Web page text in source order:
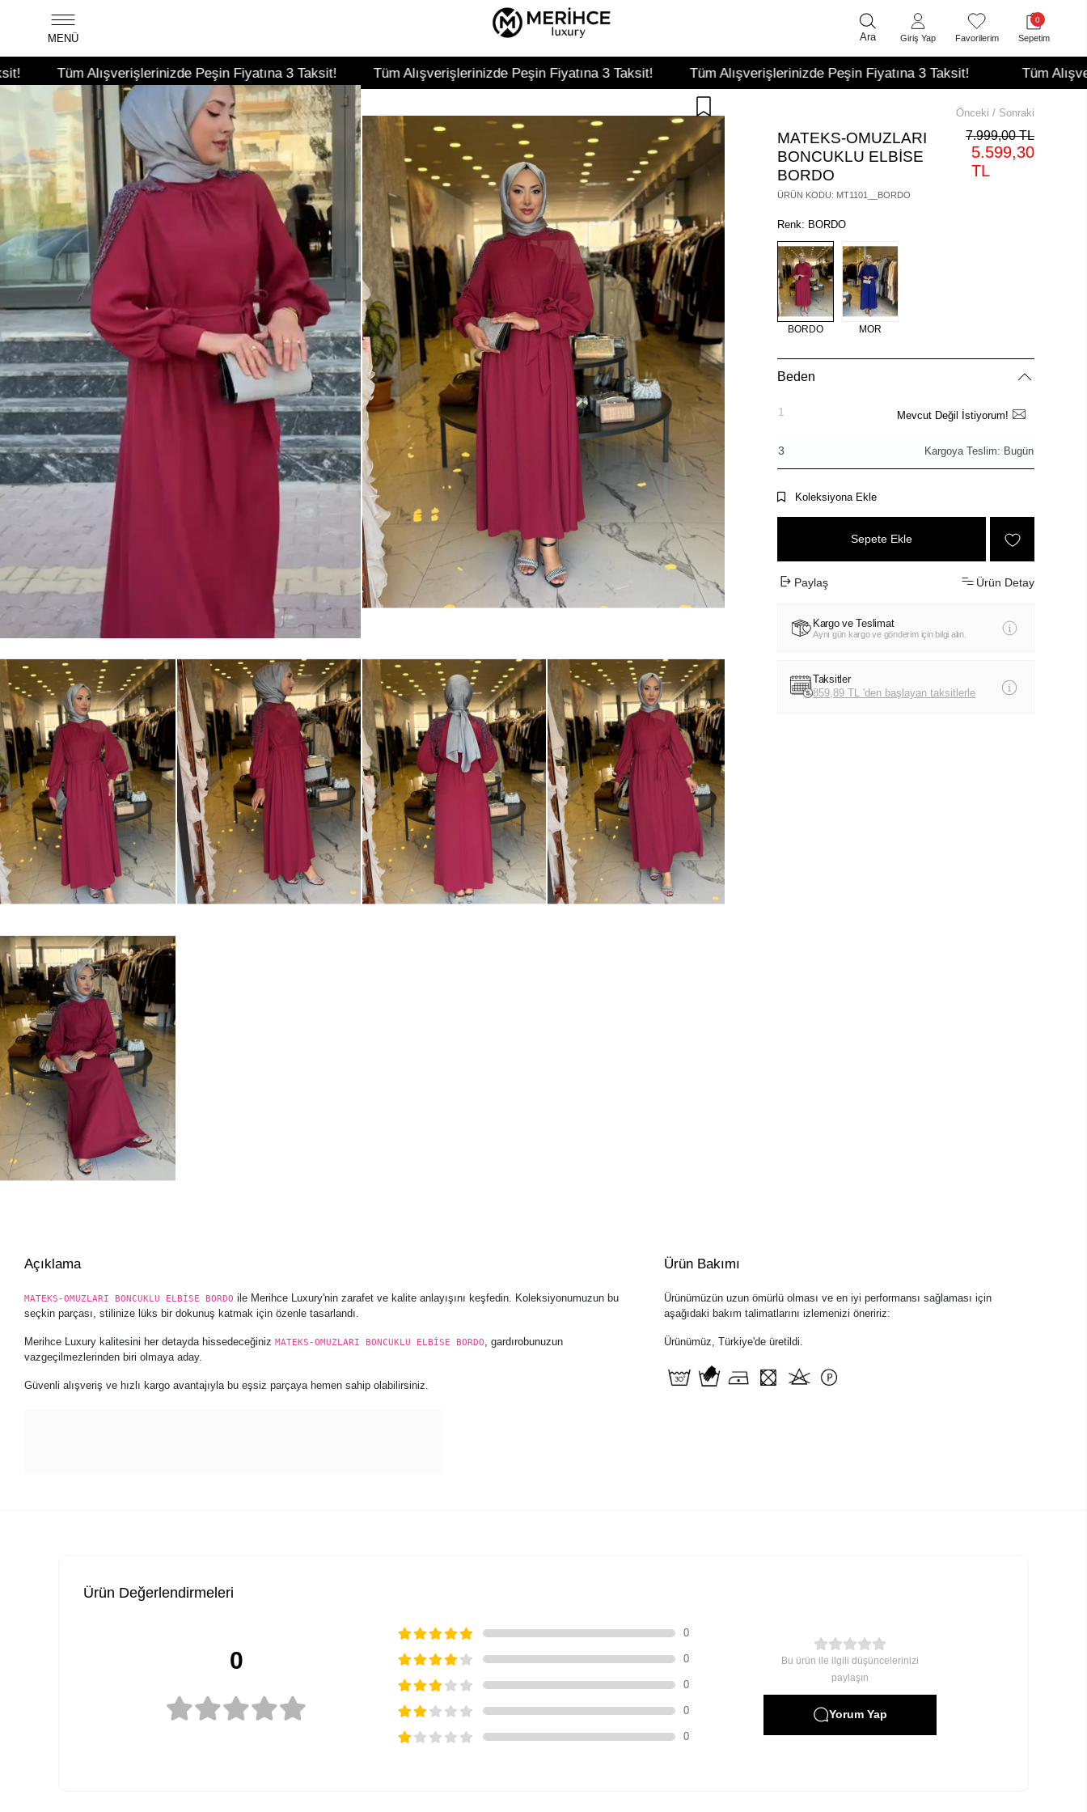
Alışverişlerinizde Peşin Fiyatına 3 Taksit! Tüm Alışverişlerinizde Peşin Fiyatına 3 Taksit! Tüm Alışverişlerinizde Peşin Fiyatına 3 Taksit! Tüm Alışverişlerinizde
MENÜ Ara Giriş Yap Favorilerim
0
Sepetim
Önceki / Sonraki
MATEKS-OMUZLARI
BONCUKLU ELBİSE
BORDO
ÜRÜN KODU: MT1101__BORDO
7.999,00 TL
5.599,30
TL
Renk: BORDO
BORDO MOR
Beden
1 Mevcut Değil İstiyorum!
3 Kargoya Teslim: Bugün
Koleksiyona Ekle
Sepete Ekle
Paylaş Ürün Detay
Kargo ve Teslimat
Aynı gün kargo ve gönderim için bilgi alın.
Taksitler
859,89 TL 'den başlayan taksitlerle
Açıklama
MATEKS-OMUZLARI BONCUKLU ELBİSE BORDO ile Merihce Luxury'nin zarafet ve kalite anlayışını keşfedin. Koleksiyonumuzun bu
seçkin parçası, stilinize lüks bir dokunuş katmak için özenle tasarlandı.
Merihce Luxury kalitesini her detayda hissedeceğinizMATEKS-OMUZLARI BONCUKLU ELBİSE BORDO, gardırobunuzun
vazgeçilmezlerinden biri olmaya aday.
Güvenli alışveriş ve hızlı kargo avantajıyla bu eşsiz parçaya hemen sahip olabilirsiniz.
Ürün Bakımı
Ürünümüzün uzun ömürlü olması ve en iyi performansı sağlaması için
aşağıdaki bakım talimatlarını izlemenizi öneririz:
Ürünümüz, Türkiye'de üretildi.
Ürün Değerlendirmeleri
0
0
0
0
0
0
Bu ürün ile ilgili düşüncelerinizi
paylaşın
Yorum Yap